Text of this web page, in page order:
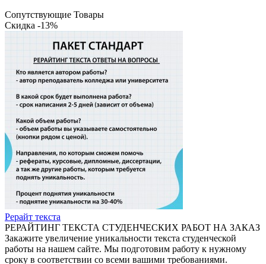
Сопутствующие Товары
Скидка -13%
Рерайт текста
РЕРАЙТИНГ ТЕКСТА СТУДЕНЧЕСКИХ РАБОТ НА ЗАКАЗ
Закажите увеличение уникальности текста студенческой
работы на нашем сайте. Мы подготовим работу к нужному
сроку в соответствии со всеми вашими требованиями.